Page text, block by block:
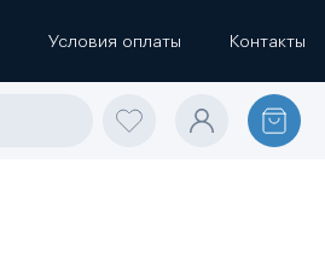
Условия оплаты Контакты